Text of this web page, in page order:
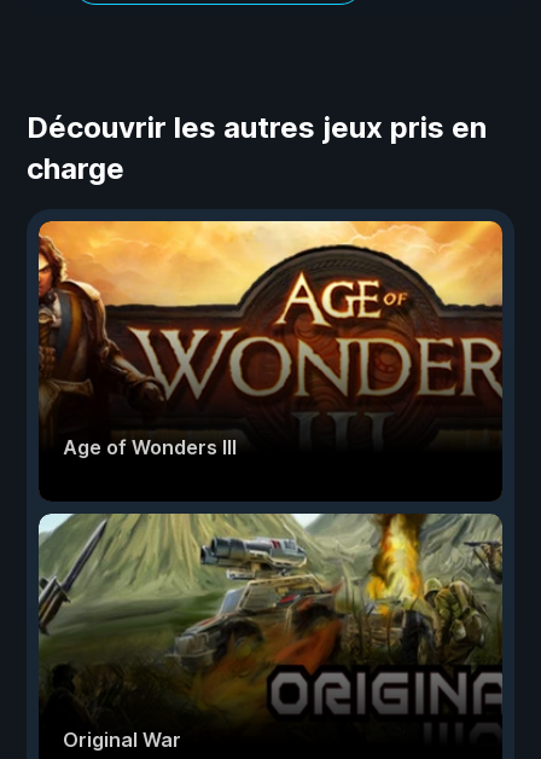
Découvrir les autres jeux pris en
charge
Age of Wonders III
Original War